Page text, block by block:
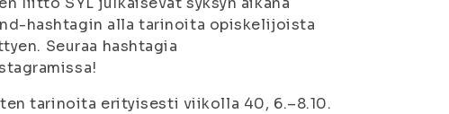
hashtagin alla tarinoita opiskelijoista
Seuraa hashtagia
tarinoita erityisesti viikolla 40, 6.–8.10.